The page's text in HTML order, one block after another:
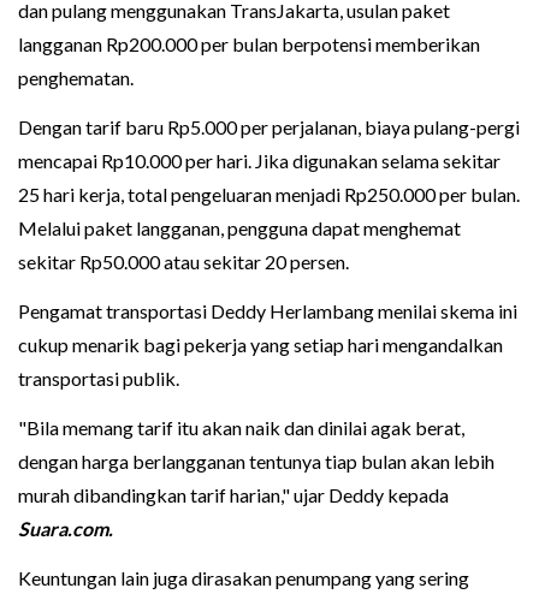
dan pulang menggunakan TransJakarta, usulan paket
langganan Rp200.000 per bulan berpotensi memberikan
penghematan.
Dengan tarif baru Rp5.000 per perjalanan, biaya pulang-pergi
mencapai Rp10.000 per hari. Jika digunakan selama sekitar
25 hari kerja, total pengeluaran menjadi Rp250.000 per bulan.
Melalui paket langganan, pengguna dapat menghemat
sekitar Rp50.000 atau sekitar 20 persen.
Pengamat transportasi Deddy Herlambang menilai skema ini
cukup menarik bagi pekerja yang setiap hari mengandalkan
transportasi publik.
"Bila memang tarif itu akan naik dan dinilai agak berat,
dengan harga berlangganan tentunya tiap bulan akan lebih
murah dibandingkan tarif harian," ujar Deddy kepada
Suara.com.
Keuntungan lain juga dirasakan penumpang yang sering